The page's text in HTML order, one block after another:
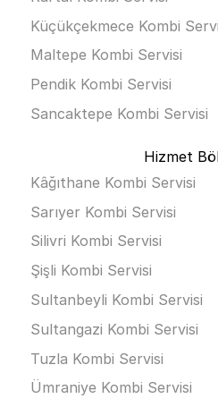
Küçükçekmece Kombi
Maltepe Kombi Servisi
Pendik Kombi Servisi
Sancaktepe Kombi Servisi
Hizmet
Kâğıthane Kombi Servisi
Sarıyer Kombi Servisi
Silivri Kombi Servisi
Şişli Kombi Servisi
Sultanbeyli Kombi Servisi
Sultangazi Kombi Servisi
Tuzla Kombi Servisi
Ümraniye Kombi Servisi